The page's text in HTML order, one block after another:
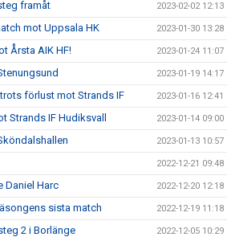
framåt 2023-02-02 12:13
mot Uppsala HK 2023-01-30 13:28
Årsta AIK HF! 2023-01-24 11:07
2023-01-19 14:17
förlust mot Strands IF 2023-01-16 12:41
Strands IF Hudiksvall 2023-01-14 09:00
2023-01-13 10:57
2022-12-21 09:48
Daniel Harc 2022-12-20 12:18
sista match 2022-12-19 11:18
2 i Borlänge 2022-12-05 10:29